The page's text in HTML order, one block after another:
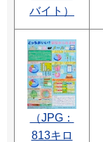
バイト）
（JPG：
813キロ